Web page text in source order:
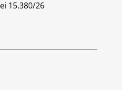
15.380/26